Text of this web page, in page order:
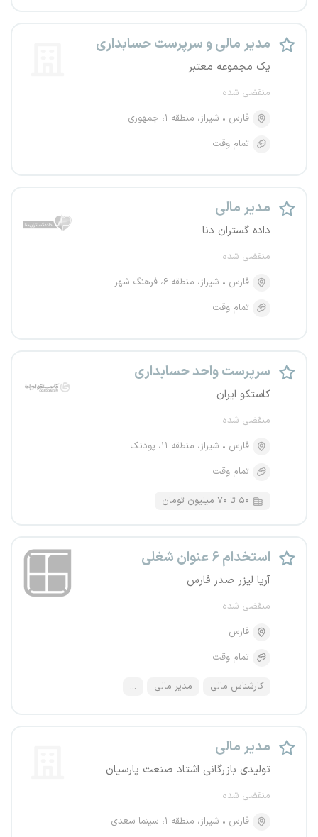
مدیر مالی و سرپرست حسابداری
یک مجموعه معتبر
منقضی شده
فارس
شیراز، منطقه ۱، جمهوری
تمام وقت
مدیر مالی
داده گستران دنا
منقضی شده
فارس
شیراز، منطقه ۶، فرهنگ شهر
تمام وقت
سرپرست واحد حسابداری
کاستکو ایران
منقضی شده
فارس
شیراز، منطقه ۱۱، پودنک
تمام وقت
۵۰ تا ۷۰ میلیون تومان
استخدام ۶ عنوان شغلی
آریا لیزر صدر فارس
منقضی شده
فارس
تمام وقت
کارشناس مالی مدیر مالی ...
مدیر مالی
تولیدی بازرگانی اشتاد صنعت پارسیان
منقضی شده
فارس
شیراز، منطقه ۱، سینما سعدی